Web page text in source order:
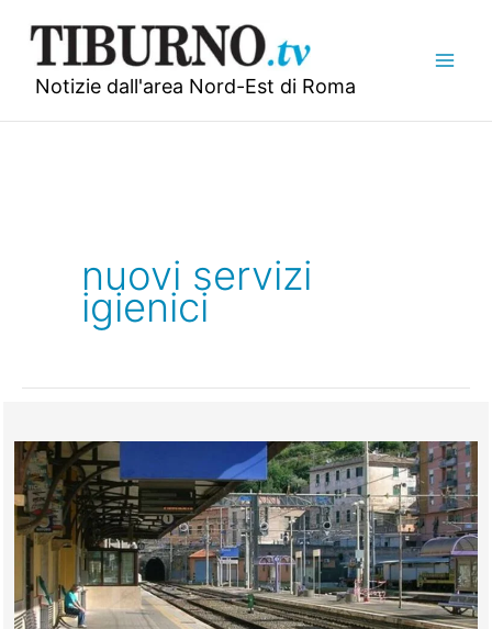
contenuto
Notizie dall'area Nord-Est di Roma
nuovi servizi
igienici